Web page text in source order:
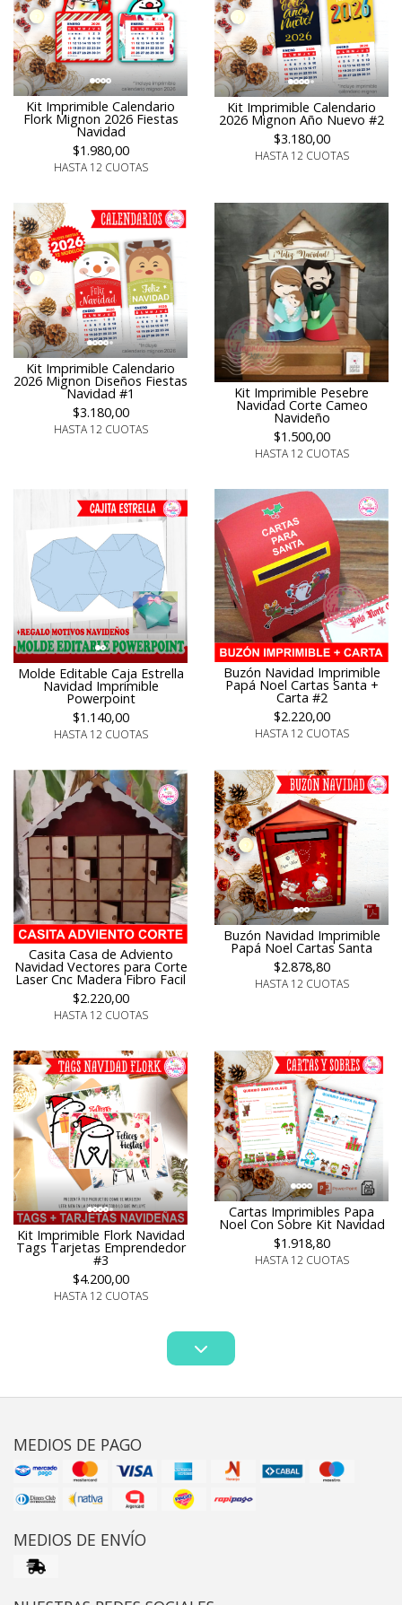
Kit Imprimible Calendario
Flork Mignon 2026 Fiestas
Navidad
$1.980,00
HASTA 12 CUOTAS
Kit Imprimible Calendario
2026 Mignon Año Nuevo #2
$3.180,00
HASTA 12 CUOTAS
Kit Imprimible Calendario
2026 Mignon Diseños Fiestas
Navidad #1
$3.180,00
HASTA 12 CUOTAS
Kit Imprimible Pesebre
Navidad Corte Cameo
Navideño
$1.500,00
HASTA 12 CUOTAS
Molde Editable Caja Estrella
Navidad Imprimible
Powerpoint
$1.140,00
HASTA 12 CUOTAS
Buzón Navidad Imprimible
Papá Noel Cartas Santa +
Carta #2
$2.220,00
HASTA 12 CUOTAS
Casita Casa de Adviento
Navidad Vectores para Corte
Laser Cnc Madera Fibro Facil
$2.220,00
HASTA 12 CUOTAS
Buzón Navidad Imprimible
Papá Noel Cartas Santa
$2.878,80
HASTA 12 CUOTAS
Kit Imprimible Flork Navidad
Tags Tarjetas Emprendedor
#3
$4.200,00
HASTA 12 CUOTAS
Cartas Imprimibles Papa
Noel Con Sobre Kit Navidad
$1.918,80
HASTA 12 CUOTAS
MEDIOS DE PAGO
MEDIOS DE ENVÍO